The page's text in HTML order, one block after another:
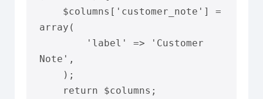
array(
Note',